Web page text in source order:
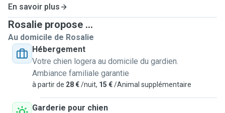
En savoir plus
Rosalie propose ...
Au domicile de Rosalie
Hébergement
Votre chien logera au domicile du gardien.
Ambiance familiale garantie
à partir de 28 €/nuit, 15 €/Animal supplémentaire
Garderie pour chien